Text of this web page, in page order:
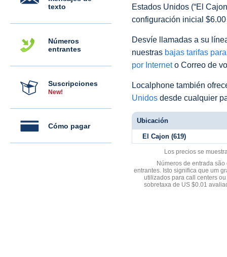
texto
Números
entrantes
Suscripciones
New!
Cómo pagar
Estados Unidos (“El
configuración inicial
Desvíe llamadas a su
nuestras bajas tarifas
por Interneto Correo de
Localphone también
Unidos desde cualquier
Ubicación
El Cajon (619)
Los precios se
Números de entrada
entrantes. Isto significa que um
utilizados para call centers
sobretaxa de US $0.01